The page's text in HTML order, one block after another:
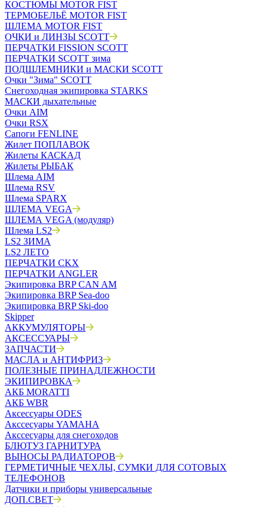
КОСТЮМЫ MOTOR FIST
ТЕРМОБЕЛЬЁ MOTOR FIST
ШЛЕМА MOTOR FIST
ОЧКИ и ЛИНЗЫ SCOTT
ПЕРЧАТКИ FISSION SCOTT
ПЕРЧАТКИ SCOTT зима
ПОДШЛЕМНИКИ и МАСКИ SCOTT
Очки "Зима" SCOTT
Снегоходная экипировка STARKS
МАСКИ дыхательные
Очки AIM
Очки RSX
Сапоги FENLINE
Жилет ПОПЛАВОК
Жилеты КАСКАД
Жилеты РЫБАК
Шлема AIM
Шлема RSV
Шлема SPARX
ШЛЕМА VEGA
ШЛЕМА VEGA (модуляр)
Шлема LS2
LS2 ЗИМА
LS2 ЛЕТО
ПЕРЧАТКИ CKX
ПЕРЧАТКИ ANGLER
Экипировка BRP CAN AM
Экипировка BRP Sea-doo
Экипировка BRP Ski-doo
Skipper
АККУМУЛЯТОРЫ
АКСЕССУАРЫ
ЗАПЧАСТИ
МАСЛА и АНТИФРИЗ
ПОЛЕЗНЫЕ ПРИНАДЛЕЖНОСТИ
ЭКИПИРОВКА
АКБ MORATTI
АКБ WBR
Аксессуары ODES
Акссесуары YAMAHA
Акссесуары для снегоходов
БЛЮТУЗ ГАРНИТУРА
ВЫНОСЫ РАДИАТОРОВ
ГЕРМЕТИЧНЫЕ ЧЕХЛЫ, СУМКИ ДЛЯ СОТОВЫХ
ТЕЛЕФОНОВ
Датчики и приборы универсальные
ДОП.СВЕТ